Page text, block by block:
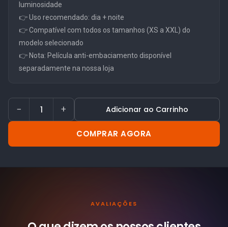
luminosidade
👉 Uso recomendado: dia + noite
👉 Compatível com todos os tamanhos (XS a XXL) do
modelo selecionado
👉 Nota: Película anti-embaciamento disponível
separadamente na nossa loja
− + Adicionar ao Carrinho
COMPRAR AGORA
AVALIAÇÕES